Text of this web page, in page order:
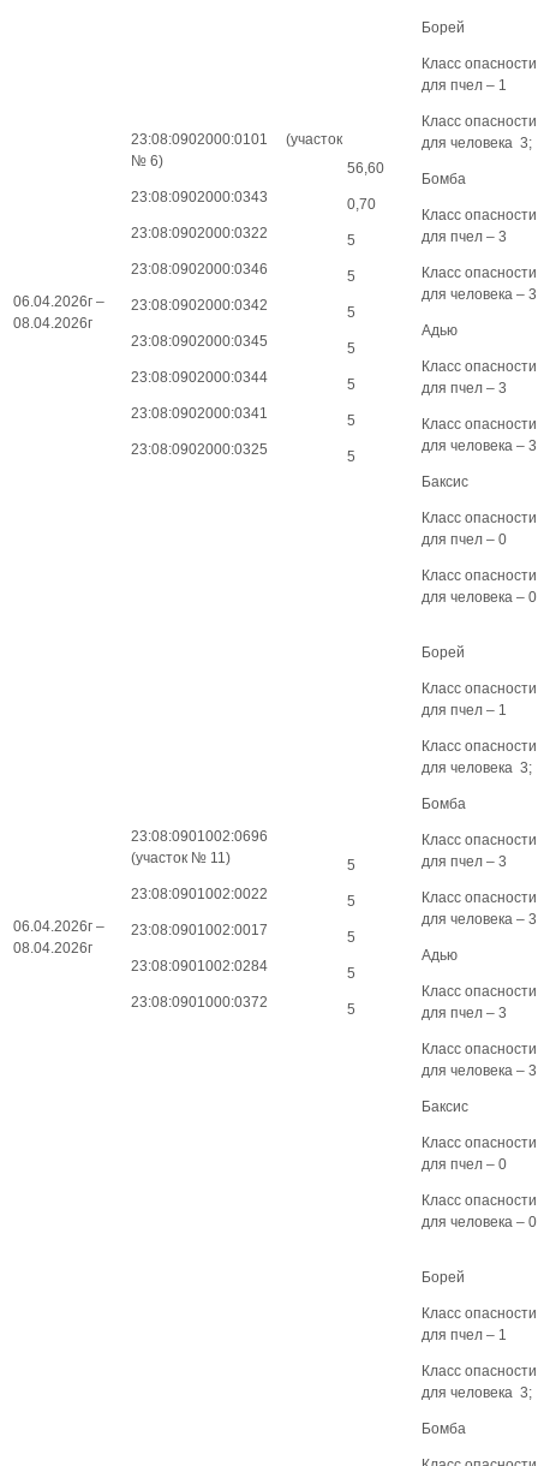
06.04.2026г –
08.04.2026г
23:08:0902000:0101 (участок
№ 6)
23:08:0902000:0343
23:08:0902000:0322
23:08:0902000:0346
23:08:0902000:0342
23:08:0902000:0345
23:08:0902000:0344
23:08:0902000:0341
23:08:0902000:0325
56,60
0,70
5
5
5
5
5
5
5
Борей
Класс опасности
для пчел – 1
Класс опасности
для человека 3;
Бомба
Класс опасности
для пчел – 3
Класс опасности
для человека –
Адью
Класс опасности
для пчел – 3
Класс опасности
для человека –
Баксис
Класс опасности
для пчел – 0
Класс опасности
для человека –
06.04.2026г –
08.04.2026г
23:08:0901002:0696
(участок № 11)
23:08:0901002:0022
23:08:0901002:0017
23:08:0901002:0284
23:08:0901000:0372
5
5
5
5
5
Борей
Класс опасности
для пчел – 1
Класс опасности
для человека 3;
Бомба
Класс опасности
для пчел – 3
Класс опасности
для человека –
Адью
Класс опасности
для пчел – 3
Класс опасности
для человека –
Баксис
Класс опасности
для пчел – 0
Класс опасности
для человека –
Борей
Класс опасности
для пчел – 1
Класс опасности
для человека 3;
Бомба